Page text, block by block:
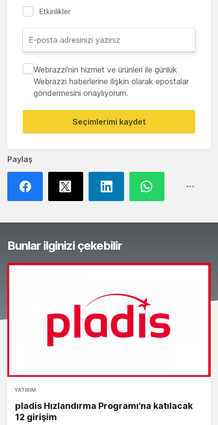
Paylaş
Etkinlikler
Webrazzi'nin hizmet ve ürünleri ile günlük
Webrazzi haberlerine ilişkin olarak epostalar
göndermesini onaylıyorum.
Seçimlerimi kaydet
Bunlar ilginizi çekebilir
YATIRIM
pladis Hızlandırma Programı'na katılacak
12 girişim